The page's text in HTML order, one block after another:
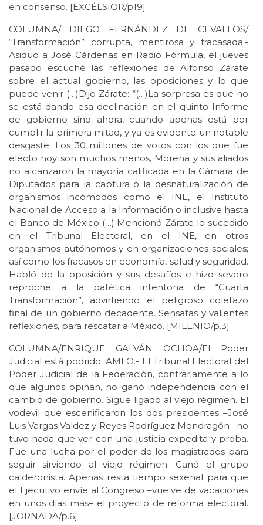
en consenso. [EXCÉLSIOR/p19]
COLUMNA/ DIEGO FERNÁNDEZ DE CEVALLOS/
“Transformación” corrupta, mentirosa y fracasada.-
Asiduo a José Cárdenas en Radio Fórmula, el jueves
pasado escuché las reflexiones de Alfonso Zárate
sobre el actual gobierno, las oposiciones y lo que
puede venir (…)Dijo Zárate: “(…)La sorpresa es que no
se está dando esa declinación en el quinto Informe
de gobierno sino ahora, cuando apenas está por
cumplir la primera mitad, y ya es evidente un notable
desgaste. Los 30 millones de votos con los que fue
electo hoy son muchos menos, Morena y sus aliados
no alcanzaron la mayoría calificada en la Cámara de
Diputados para la captura o la desnaturalización de
organismos incómodos como el INE, el Instituto
Nacional de Acceso a la Información o inclusive hasta
el Banco de México (…) Mencionó Zárate lo sucedido
en el Tribunal Electoral, en el INE, en otros
organismos autónomos y en organizaciones sociales;
así como los fracasos en economía, salud y seguridad.
Habló de la oposición y sus desafíos e hizo severo
reproche a la patética intentona de “Cuarta
Transformación”, advirtiendo el peligroso coletazo
final de un gobierno decadente. Sensatas y valientes
reflexiones, para rescatar a México. [MILENIO/p.3]
COLUMNA/ENRIQUE GALVÁN OCHOA/El Poder
Judicial está podrido: AMLO.- El Tribunal Electoral del
Poder Judicial de la Federación, contrariamente a lo
que algunos opinan, no ganó independencia con el
cambio de gobierno. Sigue ligado al viejo régimen. El
vodevil que escenificaron los dos presidentes –José
Luis Vargas Valdez y Reyes Rodríguez Mondragón– no
tuvo nada que ver con una justicia expedita y proba.
Fue una lucha por el poder de los magistrados para
seguir sirviendo al viejo régimen. Ganó el grupo
calderonista. Apenas resta tiempo sexenal para que
el Ejecutivo envíe al Congreso –vuelve de vacaciones
en unos días más– el proyecto de reforma electoral.
[JORNADA/p.6]